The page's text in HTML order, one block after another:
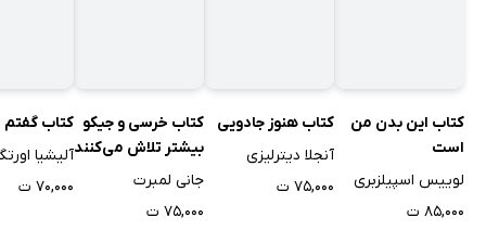
کتاب این بدن من
است
لوییس اسپیلزبری
۸۵,۰۰۰ ت
کتاب هنوز جادویی
آنجلا دیترلیزی
۷۵,۰۰۰ ت
کتاب خرسی و جیکو
بیشتر تلاش می‌کنند
جانی لمبرت
۷۵,۰۰۰ ت
کتاب گفتم
آلیشیا
۷۰,۰۰۰ ت